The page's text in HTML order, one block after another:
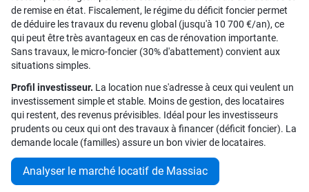
de remise en état. Fiscalement, le régime du déficit foncier permet
de déduire les travaux du revenu global (jusqu'à 10 700 €/an), ce
qui peut être très avantageux en cas de rénovation importante.
Sans travaux, le micro-foncier (30% d'abattement) convient aux
situations simples.
Profil investisseur. La location nue s'adresse à ceux qui veulent un
investissement simple et stable. Moins de gestion, des locataires
qui restent, des revenus prévisibles. Idéal pour les investisseurs
prudents ou ceux qui ont des travaux à financer (déficit foncier). La
demande locale (familles) assure un bon vivier de locataires.
Analyser le marché locatif de Massiac